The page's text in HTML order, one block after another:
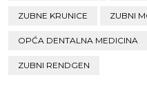
ZUBNE KRUNICE ZUBNI
OPĆA DENTALNA MEDICINA
ZUBNI RENDGEN